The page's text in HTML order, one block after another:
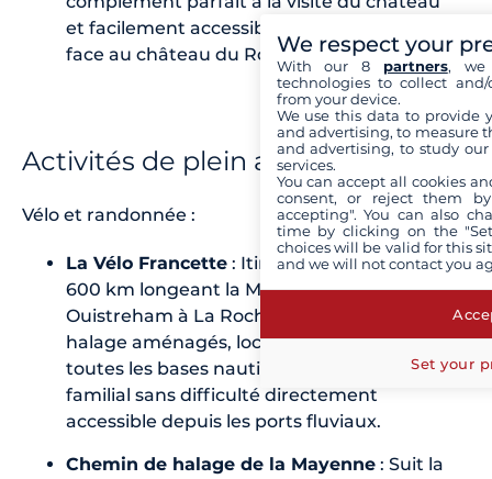
et facilement accessible depuis le port
face au château du Roi René.
Activités de plein air
Vélo et randonnée :
La Vélo Francette : Itinéraire cyclable de
600 km longeant la Mayenne, reliant
Ouistreham à La Rochelle. Chemins de
halage aménagés, location de vélos dans
toutes les bases nautiques. Parcours
familial sans difficulté directement
accessible depuis les ports fluviaux.
Chemin de halage de la Mayenne : Suit la
We respect your
With our 8 partners, we
technologies to collect
from your device.
We use this data to provide
and advertising, to measure
and advertising, to study
services.
You can accept all cookies
consent, or reject them
accepting". You can also
time by clicking on the
choices will be valid for this
and we will not contact you
Set your